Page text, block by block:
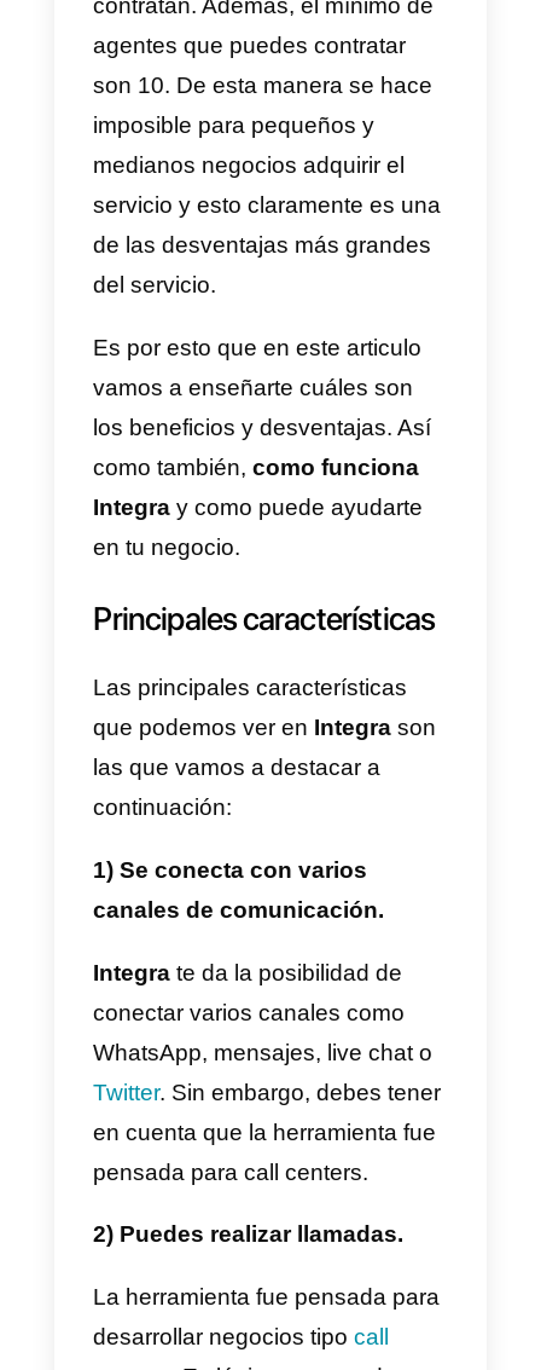
negocio. Además, registrarse en
la plataforma es sumamente
tedioso, puesto que primero
debes hablar con un agente de
ventas. Por otra parte, tenemos
que la atención al cliente es un
agentes no suelen responder a
La plataforma en sí, tiene un gran
enfoque en el
empresas grandes las que lo
contratan. Además, el mínimo de
agentes que puedes contratar
son 10. De esta manera se hace
medianos negocios adquirir el
servicio y esto claramente es una
de las desventajas más grandes
del servicio.
Es por esto que en este articulo
vamos a enseñarte cuáles son
como también,como funciona
Integray como puede ayudarte
en tu negocio.